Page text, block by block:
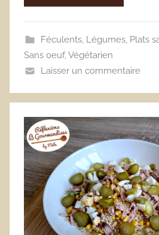
Féculents, Légumes, Plats
Sans oeuf, Végétarien
Laisser un commentaire